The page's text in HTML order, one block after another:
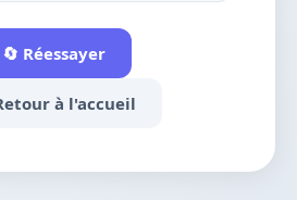
🔄 Réessayer
à l'accueil